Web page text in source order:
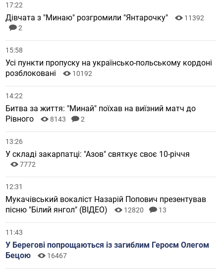
17:22
Дівчата з "Минаю" розгромили "Янтарочку"
11392
2
15:58
Усі пункти пропуску на українсько-польському кордоні
розблоковані
10192
14:22
Битва за життя: "Минай" поїхав на виїзний матч до
Рівного
8143 2
13:26
У складі закарпатці: "Азов" святкує своє 10-річчя
7772
12:31
Мукачівський вокаліст Назарій Попович презентував
пісню "Білий янгол" (ВІДЕО)
12820 13
11:43
У Берегові попрощаються із загиблим Героєм Олегом
Бецою
16467